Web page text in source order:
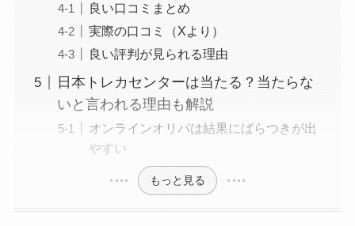
良い口コミまとめ
実際の口コミ（Xより）
良い評判が見られる理由
日本トレカセンターは当たる？当たらな
いと言われる理由も解説
オンラインオリパは結果にばらつきが出
やすい
もっと見る